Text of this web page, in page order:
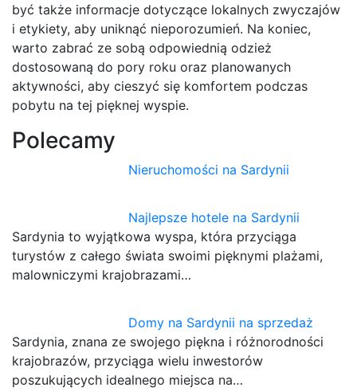
być także informacje dotyczące lokalnych zwyczajów
i etykiety, aby uniknąć nieporozumień. Na koniec,
warto zabrać ze sobą odpowiednią odzież
dostosowaną do pory roku oraz planowanych
aktywności, aby cieszyć się komfortem podczas
pobytu na tej pięknej wyspie.
Polecamy
Nieruchomości na Sardynii
Najlepsze hotele na Sardynii
Sardynia to wyjątkowa wyspa, która przyciąga
turystów z całego świata swoimi pięknymi plażami,
malowniczymi krajobrazami…
Domy na Sardynii na sprzedaż
Sardynia, znana ze swojego piękna i różnorodności
krajobrazów, przyciąga wielu inwestorów
poszukujących idealnego miejsca na…